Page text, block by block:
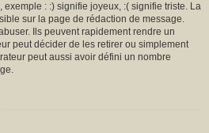
: :) signifie joyeux, :( signifie triste. La
sur la page de rédaction de message.
Ils peuvent rapidement rendre un
peut décider de les retirer ou simplement
peut aussi avoir défini un nombre